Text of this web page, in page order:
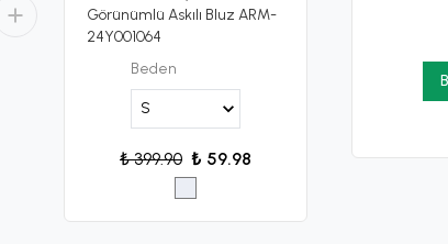
Görünümlü Askılı Bluz ARM-
24Y001064
Beden
₺ 399.90 ₺ 59.98